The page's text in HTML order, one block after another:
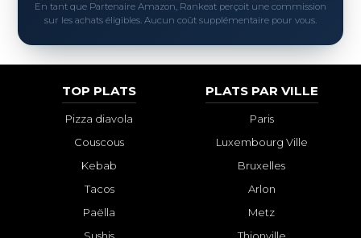
En tant que Partenaire Amazon, Rankeat perçoit une commission
sur les achats éligibles. Aucun coût supplémentaire pour vous.
TOP PLATS
Pizza diavola
Couscous
Kebab
Tacos
Paëlla
PLATS PAR VILLE
Paris
Luxembourg Ville
Bruxelles
Arlon
Metz